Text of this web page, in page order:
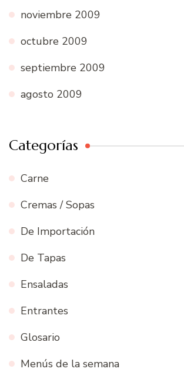
noviembre 2009
octubre 2009
septiembre 2009
agosto 2009
Categorías
Carne
Cremas / Sopas
De Importación
De Tapas
Ensaladas
Entrantes
Glosario
Menús de la semana